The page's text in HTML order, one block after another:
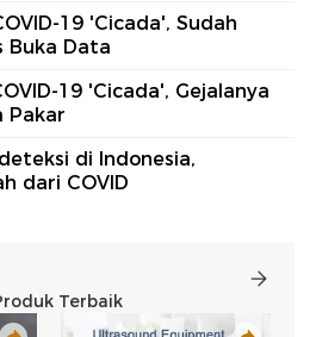
19 'Cicada', Sudah
Buka Data
19 'Cicada', Gejalanya
Pakar
di Indonesia,
dari COVID